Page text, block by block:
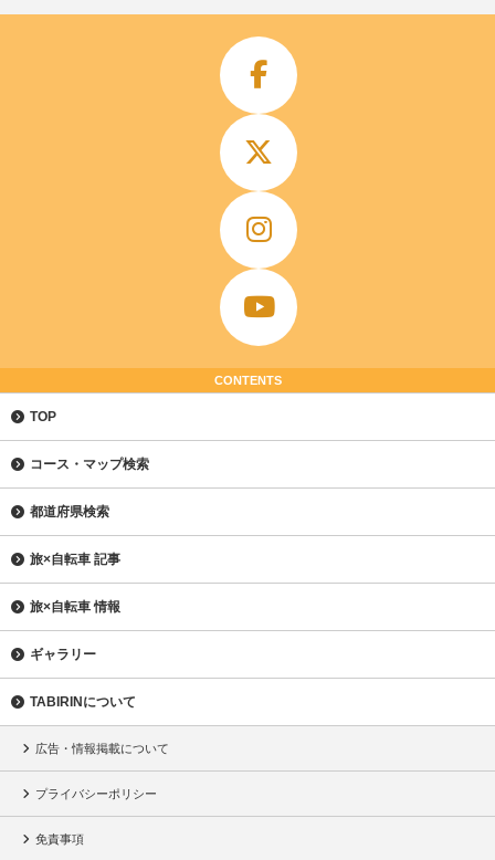
CONTENTS
TOP
コース・マップ検索
都道府県検索
旅×自転車 記事
旅×自転車 情報
ギャラリー
TABIRINについて
広告・情報掲載について
プライバシーポリシー
免責事項